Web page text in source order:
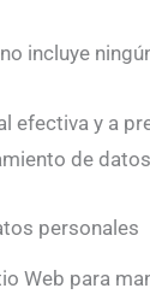
incluye
efectiva y a
de
personales
Web para